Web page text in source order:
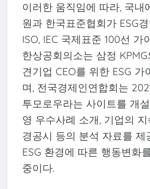
이러한 움직임에 따라, 국내
원과 한국표준협회가 ESG
ISO, IEC 국제표준 100선 가
한상공회의소는 삼정
견기업 CEO를 위한 ESG
며, 전국경제인연합회는
투모로우라는 사이트를 개
영 우수사례 소개, 기업의
경공시 등의 분석 자료를 제
ESG 환경에 따른 행동변화
중이다.